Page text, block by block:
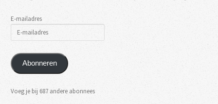
E-mailadres
Abonneren
Voeg je bij 687 andere abonnees